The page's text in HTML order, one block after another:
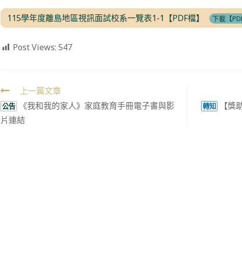
115學年度離島地區視訊面試校系一覽表1-1【PDF檔】 下載【
Post Views: 547
Read
more
articles
上一篇文章
公告
《我和我的家人》家庭教育手冊電子書與影
片連結
轉知
【